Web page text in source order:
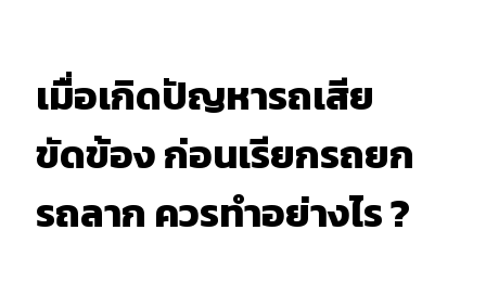
เมื่อเกิดปัญหารถเสีย
ขัดข้อง ก่อนเรียกรถยก
รถลาก ควรทำอย่างไร ?